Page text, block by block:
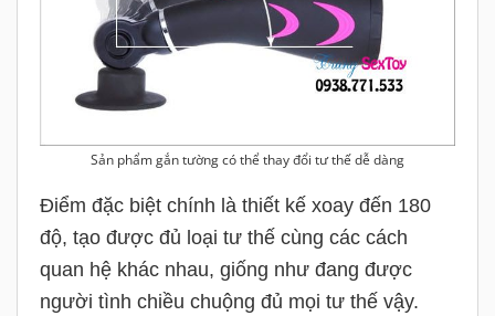
Sản phẩm gắn tường có thể thay đổi tư thế dễ dàng
Điểm đặc biệt chính là thiết kế xoay đến 180
độ, tạo được đủ loại tư thế cùng các cách
quan hệ khác nhau, giống như đang được
người tình chiều chuộng đủ mọi tư thế vậy.